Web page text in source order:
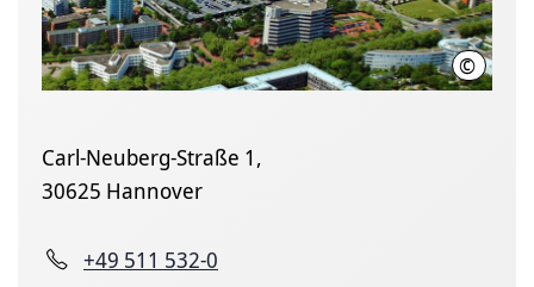
© Karin
Carl-Neuberg-Straße 1,
30625 Hannover
+49 511 532-0